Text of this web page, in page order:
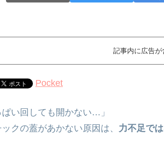
記事内に広告が
Pocket
ぱい回しても開かない…」
クの蓋があかない原因は、 力不足で